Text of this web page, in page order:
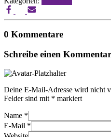
0 Kommentare
Schreibe einen Kommentar
Deine E-Mail-Adresse wird nicht
Felder sind mit * markiert
Name *
E-Mail *